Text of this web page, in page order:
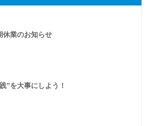
休業のお知らせ
”を大事にしよう！